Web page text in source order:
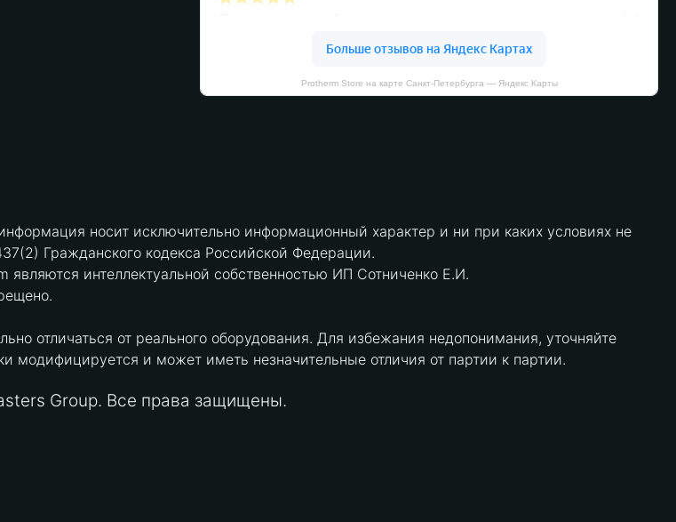
Protherm Store на карте Санкт‑Петербурга — Яндекс Карты
носит исключительно информационный характер и ни при каких условиях не
Гражданского кодекса Российской Федерации.
интеллектуальной собственностью ИП Сотниченко Е.И.
отличаться от реального оборудования. Для избежания недопонимания, уточняйте
и может иметь незначительные отличия от партии к партии.
Group. Все права защищены.